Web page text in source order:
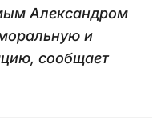
Александром
и
сообщает